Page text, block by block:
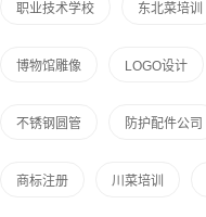
职业技术学校 东北菜培训
博物馆雕像 LOGO设计
不锈钢圆管 防护配件公司
商标注册 川菜培训